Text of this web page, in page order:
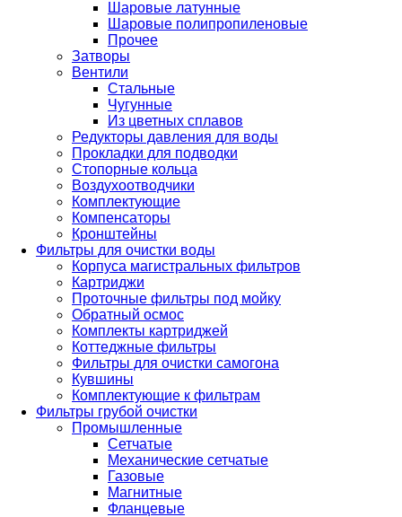
Шаровые латунные
Шаровые полипропиленовые
Прочее
Затворы
Вентили
Стальные
Чугунные
Из цветных сплавов
Редукторы давления для воды
Прокладки для подводки
Стопорные кольца
Воздухоотводчики
Комплектующие
Компенсаторы
Кронштейны
Фильтры для очистки воды
Корпуса магистральных фильтров
Картриджи
Проточные фильтры под мойку
Обратный осмос
Комплекты картриджей
Коттеджные фильтры
Фильтры для очистки самогона
Кувшины
Комплектующие к фильтрам
Фильтры грубой очистки
Промышленные
Сетчатые
Механические сетчатые
Газовые
Магнитные
Фланцевые